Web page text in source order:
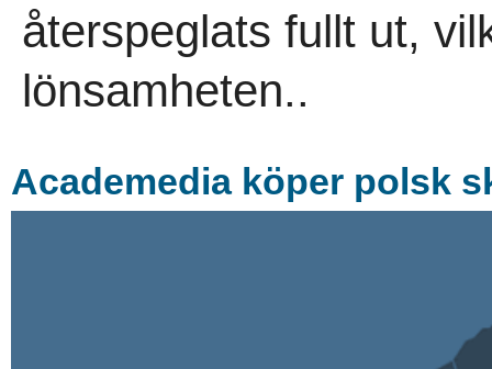
återspeglats fullt ut,
lönsamheten..
Academedia köper polsk